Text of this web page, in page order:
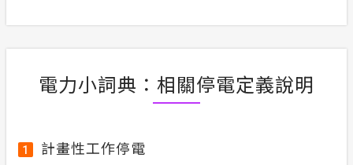
電力小詞典：相關停電定義說明
1 計畫性工作停電